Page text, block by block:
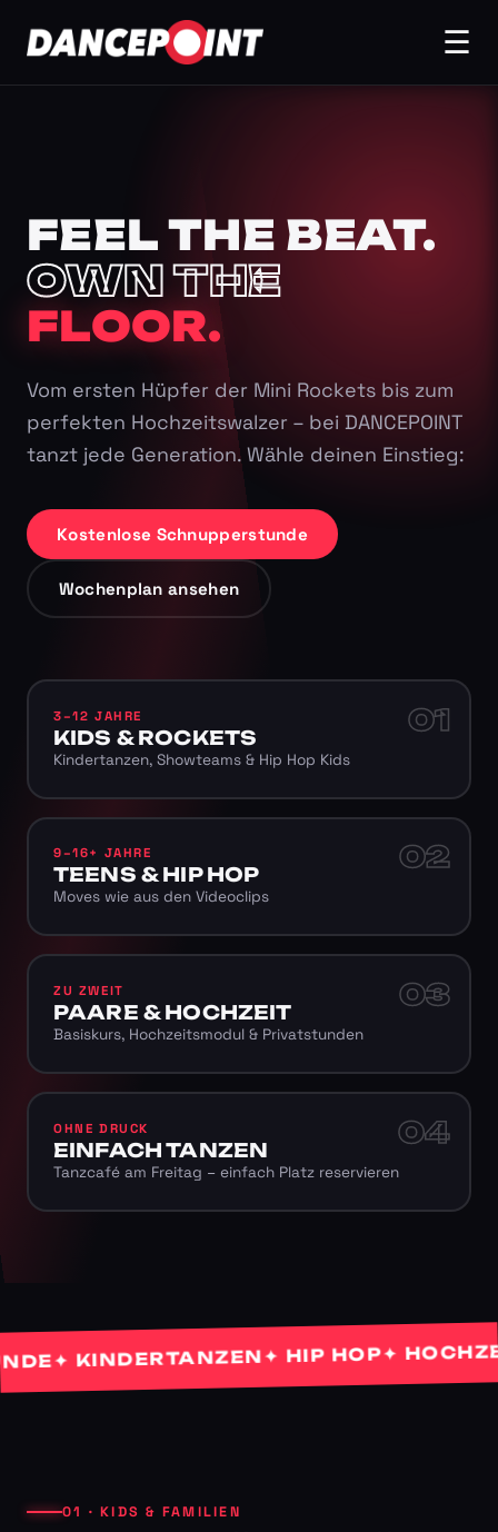
☰
FEEL THE BEAT.
OWN THE
FLOOR.
Vom ersten Hüpfer der Mini Rockets bis zum
perfekten Hochzeitswalzer – bei DANCEPOINT
tanzt jede Generation. Wähle deinen Einstieg:
Kostenlose Schnupperstunde
Wochenplan ansehen
01
3–12 JAHRE
KIDS & ROCKETS
Kindertanzen, Showteams & Hip Hop Kids
02
9–16+ JAHRE
TEENS & HIP HOP
Moves wie aus den Videoclips
03
ZU ZWEIT
PAARE & HOCHZEIT
Basiskurs, Hochzeitsmodul & Privatstunden
04
OHNE DRUCK
EINFACH TANZEN
Tanzcafé am Freitag – einfach Platz reservieren
✦ KINDERTANZEN✦ HIP HOP ✦
01 · KIDS & FAMILIEN